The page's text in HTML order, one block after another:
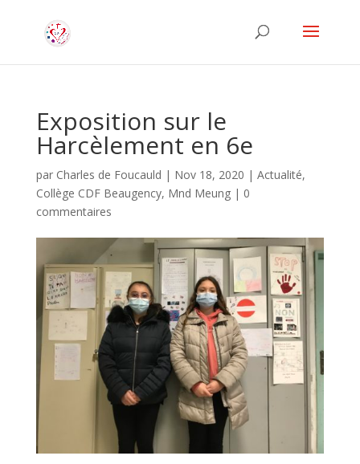
Exposition sur le
Harcèlement en 6e
par Charles de Foucauld | Nov 18, 2020 | Actualité,
Collège CDF Beaugency, Mnd Meung| 0
commentaires